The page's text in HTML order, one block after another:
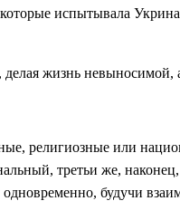
испытывала
жизнь невыносимой,
религиозные или
третьи же,
будучи